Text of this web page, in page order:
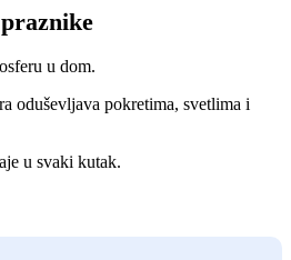
u dom.
oduševljava pokretima, svetlima i
u svaki kutak.